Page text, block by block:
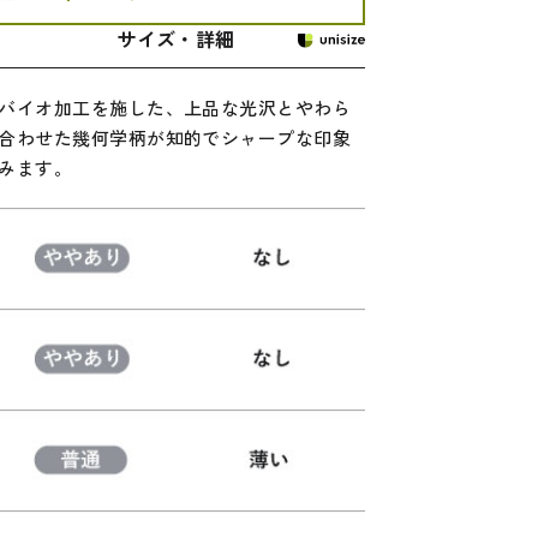
サイズ・詳細
イオ加工を施した、上品な光沢とやわら
わせた幾何学柄が知的でシャープな印象
ます。